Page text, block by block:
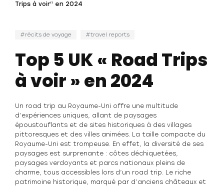
Trips à voir“ en 2024
récits de voyage travel reports
Top 5 UK « Road Trips
à voir » en 2024
Un road trip au Royaume-Uni offre une multitude
d’expériences uniques, allant de paysages
époustouflants et de sites historiques à des villages
pittoresques et des villes animées. La taille compacte du
Royaume-Uni est trompeuse. En effet, la diversité de ses
paysages est surprenante : côtes déchiquetées,
paysages verdoyants et parcs nationaux pleins de
charme, tous accessibles lors d’un road trip. Le riche
patrimoine historique, marqué par d’anciens châteaux et